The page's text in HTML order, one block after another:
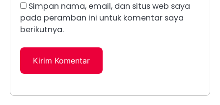
Simpan nama, email, dan situs web saya
pada peramban ini untuk komentar saya
berikutnya.